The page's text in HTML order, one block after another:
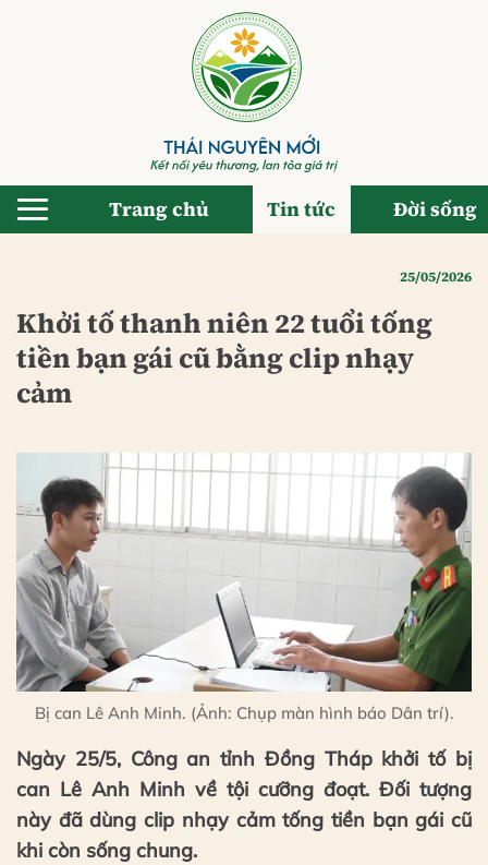
Trang chủ Tin tức Đời sống
25/05/2026
Khởi tố thanh niên 22 tuổi tống
tiền bạn gái cũ bằng clip nhạy
cảm
Bị can Lê Anh Minh. (Ảnh: Chụp màn hình báo Dân trí).
Ngày 25/5, Công an tỉnh Đồng Tháp khởi tố bị
can Lê Anh Minh về tội cưỡng đoạt. Đối tượng
này đã dùng clip nhạy cảm tống tiền bạn gái cũ
khi còn sống chung.